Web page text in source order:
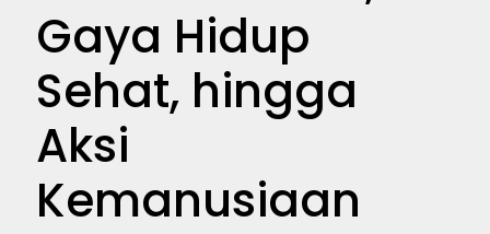
Gaya Hidup
Sehat, hingga
Aksi
Kemanusiaan